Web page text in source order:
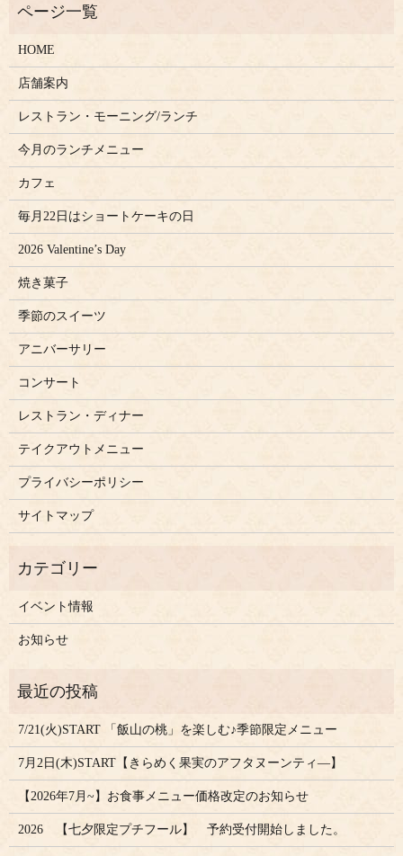
HOME
店舗案内
レストラン・モーニング/ランチ
今月のランチメニュー
カフェ
毎月22日はショートケーキの日
2026 Valentine’s Day
焼き菓子
季節のスイーツ
アニバーサリー
コンサート
レストラン・ディナー
テイクアウトメニュー
プライバシーポリシー
サイトマップ
イベント情報
お知らせ
7/21(火)START 「飯山の桃」を楽しむ♪季節限定メニュー
7月2日(木)START【きらめく果実のアフタヌーンティ―】
【2026年7月~】お食事メニュー価格改定のお知らせ
2026 【七夕限定プチフール】 予約受付開始しました。